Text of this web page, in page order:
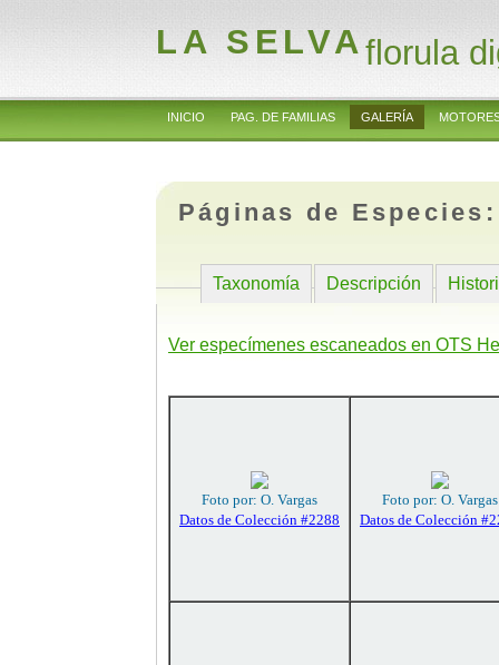
LA SELVAflorula
INICIO PAG. DE FAMILIAS GALERÍA
Páginas de
Taxonomía Descripción
Ver especímenes escaneados en OTS
Foto por: O. Vargas
Datos de Colección #2288
Foto por: O. Vargas
Datos de Colección